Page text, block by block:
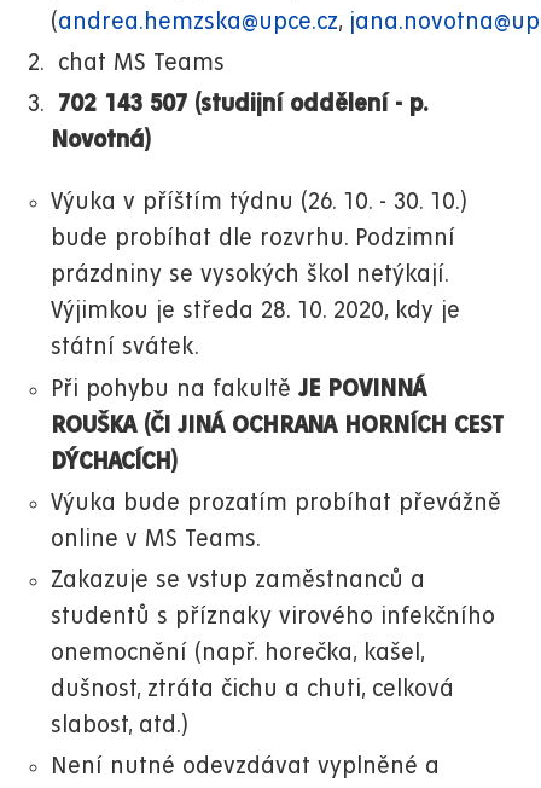
(andrea.hemzska@upce.cz,
chat MS Teams
702 143 507 (studijní oddělení - p.
Novotná)
Výuka v příštím týdnu (26. 10. - 30. 10.)
bude probíhat dle rozvrhu. Podzimní
prázdniny se vysokých škol netýkají.
Výjimkou je středa 28. 10. 2020, kdy je
státní svátek.
Při pohybu na fakultě JE POVINNÁ
ROUŠKA (ČI JINÁ OCHRANA HORNÍCH CEST
DÝCHACÍCH)
Výuka bude prozatím probíhat převážně
online v MS Teams.
Zakazuje se vstup zaměstnanců a
studentů s příznaky virového infekčního
onemocnění (např. horečka, kašel,
dušnost, ztráta čichu a chuti, celková
slabost, atd.)
Není nutné odevzdávat vyplněné a